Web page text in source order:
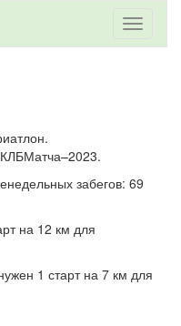
Toggle
забегов: 69
на 12 км для
1 старт на 7 км для